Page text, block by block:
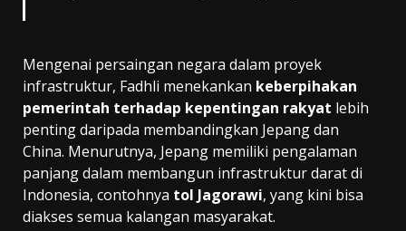
Mengenai persaingan negara dalam proyek
infrastruktur, Fadhli menekankan keberpihakan
pemerintah terhadap kepentingan rakyat lebih
penting daripada membandingkan Jepang dan
China. Menurutnya, Jepang memiliki pengalaman
panjang dalam membangun infrastruktur darat di
Indonesia, contohnya tol Jagorawi, yang kini bisa
diakses semua kalangan masyarakat.